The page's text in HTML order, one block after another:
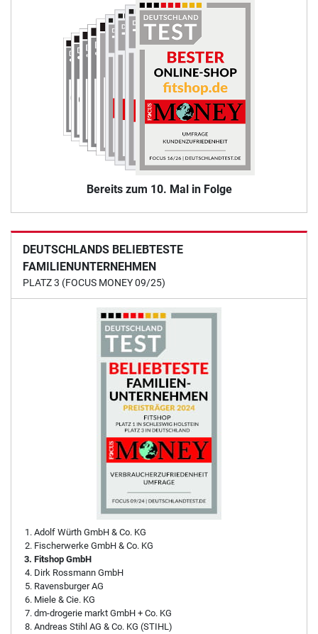
Bereits zum 10. Mal in Folge
DEUTSCHLANDS BELIEBTESTE
FAMILIENUNTERNEHMEN
PLATZ 3 (FOCUS MONEY 09/25)
Adolf Würth GmbH & Co. KG
Fischerwerke GmbH & Co. KG
Fitshop GmbH
Dirk Rossmann GmbH
Ravensburger AG
Miele & Cie. KG
dm-drogerie markt GmbH + Co. KG
Andreas Stihl AG & Co. KG (STIHL)